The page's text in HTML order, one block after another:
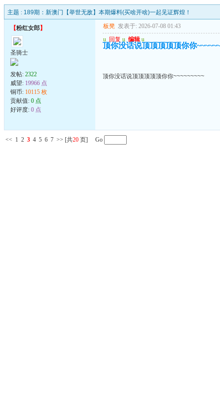
主题 : 189期：新澳门【举世无敌】本期爆料(买啥开啥)一起见证辉煌！
【粉红女郎】
圣骑士
发帖: 2322
威望: 19966 点
铜币: 10115 枚
贡献值: 0 点
好评度: 0 点
板凳 发表于: 2026-07-08 01:43
u 回复 u 编辑 u
顶你没话说顶顶顶顶顶你你
顶你没话说顶顶顶顶顶你你~~~~~~~~~
<< 1 2 3 4 5 6 7 >> [共20 页] Go